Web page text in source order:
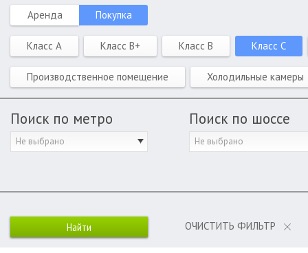
Аренда Покупка
Класс A Класс B+ Класс B Класс C
Производственное помещение Холодильные камеры
Поиск по метро
Не выбрано
Поиск по шоссе
Не выбрано
ОЧИСТИТЬ ФИЛЬТР